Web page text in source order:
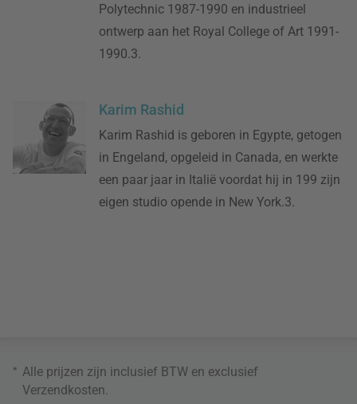
Polytechnic 1987-1990 en industrieel
ontwerp aan het Royal College of Art 1991-
1990.3.
Karim Rashid
Karim Rashid is geboren in Egypte, getogen
in Engeland, opgeleid in Canada, en werkte
een paar jaar in Italië voordat hij in 199 zijn
eigen studio opende in New York.3.
* Alle prijzen zijn inclusief BTW en exclusief
Verzendkosten